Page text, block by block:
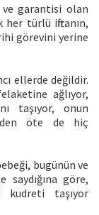
garantisi olan
türlü iftiranın,
görevini yerine
ellerde değildir.
ağlıyor,
taşıyor, onun
öte de hiç
bugünün ve
saydığına göre,
kudreti taşıyor